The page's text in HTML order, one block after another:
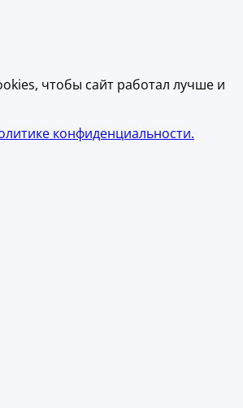
чтобы сайт работал лучше и
конфиденциальности.